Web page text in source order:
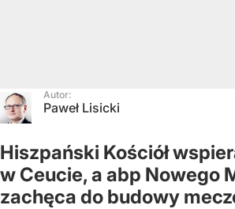
Autor:
Paweł Lisicki
Hiszpański Kościół
w Ceucie, a abp Nowego
zachęca do budowy